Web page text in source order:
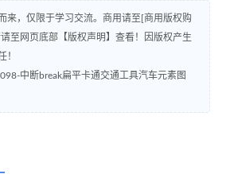
来，仅限于学习交流。商用请至[商用版权购
至网页底部【版权声明】查看！因版权产生
！
中断break扁平卡通交通工具汽车元素图